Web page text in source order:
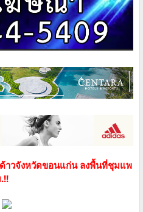
าวจังหวัดขอนแก่น ลงพื้นที่ชุมแพ